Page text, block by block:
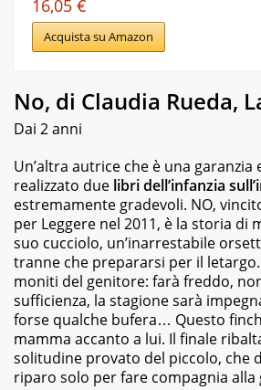
16,05 €
Acquista su Amazon
No, di Claudia Rueda,
Dai 2 anni
Un’altra autrice che è una garanzia
realizzato due libri dell’infanzia
estremamente gradevoli. NO,
per Leggere nel 2011, è la storia di
suo cucciolo, un’inarrestabile
tranne che prepararsi per il
moniti del genitore: farà freddo,
sufficienza, la stagione sarà
forse qualche bufera… Questo
mamma accanto a lui. Il finale
solitudine provato del piccolo, che
riparo solo per fare compagnia alla